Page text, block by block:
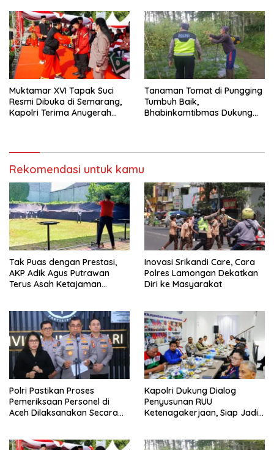
Muktamar XVI Tapak Suci
Resmi Dibuka di Semarang,
Kapolri Terima Anugerah
Tanaman Tomat di Pungging
Tumbuh Baik,
Bhabinkamtibmas Dukung
Rekomendasi untuk kamu
Tak Puas dengan Prestasi,
AKP Adik Agus Putrawan
Terus Asah Ketajaman
Inovasi Srikandi Care, Cara
Polres Lamongan Dekatkan
Diri ke Masyarakat
Polri Pastikan Proses
Pemeriksaan Personel di
Aceh Dilaksanakan Secara
Kapolri Dukung Dialog
Penyusunan RUU
Ketenagakerjaan, Siap Jadi